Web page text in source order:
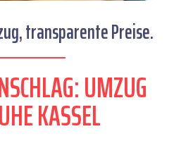
transparente Preise.
UMZUG
KASSEL